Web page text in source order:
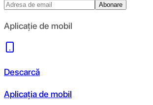
Abonare
Aplicație de mobil
Descarcă
Aplicația de mobil